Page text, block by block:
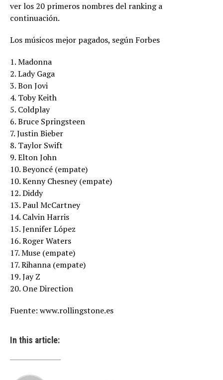
ver los 20 primeros nombres del ranking a
continuación.
Los músicos mejor pagados, según Forbes
1. Madonna
2. Lady Gaga
3. Bon Jovi
4. Toby Keith
5. Coldplay
6. Bruce Springsteen
7. Justin Bieber
8. Taylor Swift
9. Elton John
10. Beyoncé (empate)
10. Kenny Chesney (empate)
12. Diddy
13. Paul McCartney
14. Calvin Harris
15. Jennifer López
16. Roger Waters
17. Muse (empate)
17. Rihanna (empate)
19. Jay Z
20. One Direction
Fuente: www.rollingstone.es
In this article: